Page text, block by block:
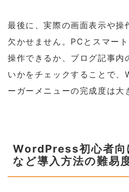
最後に、実際の画面表示や操
欠かせません。PCとスマー
操作できるか、ブログ記事内
いかをチェックすることで
ーガーメニューの完成度は大
WordPress初心者向
など導入方法の難易